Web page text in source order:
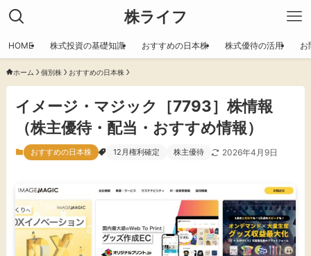
株ライフ
HOME 株式投資の基礎知識 おすすめの日本株 株式優待の活用 お
ホーム 個別株 おすすめの日本株
イメージ・マジック［7793］株情報
（株主優待・配当・おすすめ情報）
おすすめの日本株 12月権利確定 株主優待 2026年4月9日